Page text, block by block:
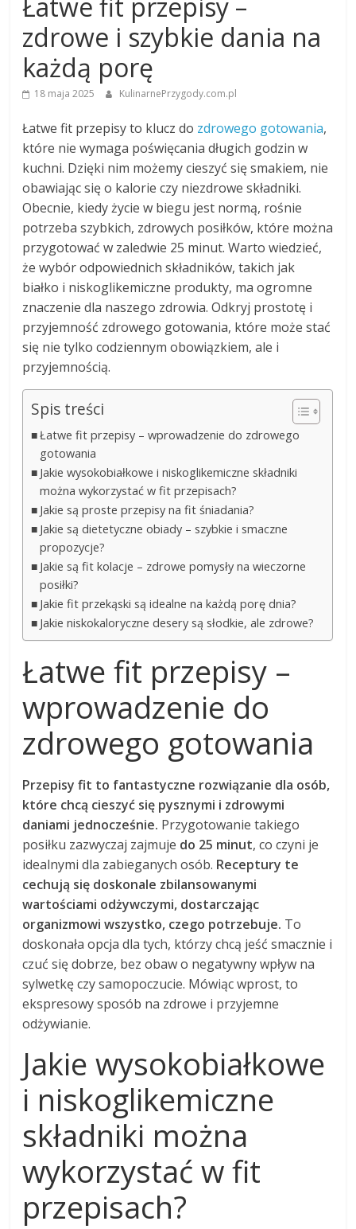
Łatwe fit przepisy –
zdrowe i szybkie dania na
każdą porę
18 maja 2025 KulinarnePrzygody.com.pl
Łatwe fit przepisy to klucz do zdrowego gotowania,
które nie wymaga poświęcania długich godzin w
kuchni. Dzięki nim możemy cieszyć się smakiem, nie
obawiając się o kalorie czy niezdrowe składniki.
Obecnie, kiedy życie w biegu jest normą, rośnie
potrzeba szybkich, zdrowych posiłków, które można
przygotować w zaledwie 25 minut. Warto wiedzieć,
że wybór odpowiednich składników, takich jak
białko i niskoglikemiczne produkty, ma ogromne
znaczenie dla naszego zdrowia. Odkryj prostotę i
przyjemność zdrowego gotowania, które może stać
się nie tylko codziennym obowiązkiem, ale i
przyjemnością.
Spis treści
Łatwe fit przepisy – wprowadzenie do zdrowego
gotowania
Jakie wysokobiałkowe i niskoglikemiczne składniki
można wykorzystać w fit przepisach?
Jakie są proste przepisy na fit śniadania?
Jakie są dietetyczne obiady – szybkie i smaczne
propozycje?
Jakie są fit kolacje – zdrowe pomysły na wieczorne
posiłki?
Jakie fit przekąski są idealne na każdą porę dnia?
Jakie niskokaloryczne desery są słodkie, ale zdrowe?
Łatwe fit przepisy –
wprowadzenie do
zdrowego gotowania
Przepisy fit to fantastyczne rozwiązanie dla osób,
które chcą cieszyć się pysznymi i zdrowymi
daniami jednocześnie. Przygotowanie takiego
posiłku zazwyczaj zajmuje do 25 minut, co czyni je
idealnymi dla zabieganych osób. Receptury te
cechują się doskonale zbilansowanymi
wartościami odżywczymi, dostarczając
organizmowi wszystko, czego potrzebuje. To
doskonała opcja dla tych, którzy chcą jeść smacznie i
czuć się dobrze, bez obaw o negatywny wpływ na
sylwetkę czy samopoczucie. Mówiąc wprost, to
ekspresowy sposób na zdrowe i przyjemne
odżywianie.
Jakie wysokobiałkowe
i niskoglikemiczne
składniki można
wykorzystać w fit
przepisach?